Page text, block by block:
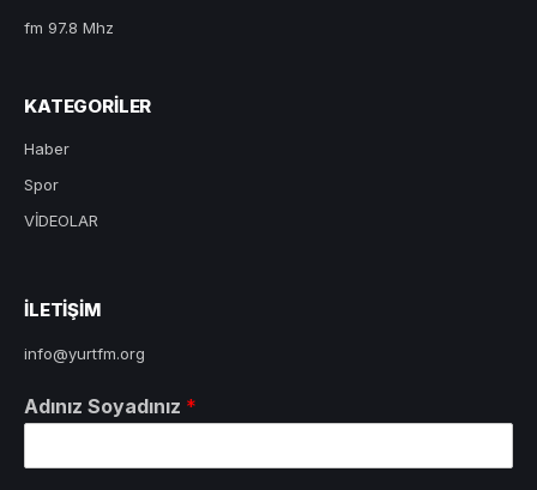
fm 97.8 Mhz
KATEGORILER
Haber
Spor
VİDEOLAR
ILETIŞIM
info@yurtfm.org
Adınız Soyadınız *